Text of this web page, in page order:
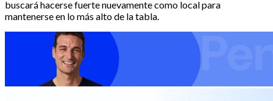
buscará hacerse fuerte nuevamente como local para
mantenerse en lo más alto de la tabla.